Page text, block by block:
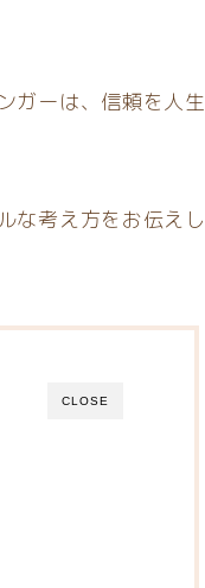
ガーは、信頼を人生
な考え方をお伝えし
CLOSE